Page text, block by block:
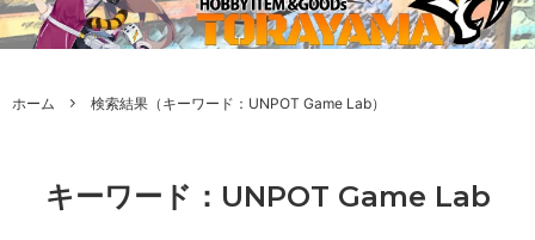
ホーム 検索結果（キーワード：UNPOT Game Lab）
キーワード：UNPOT Game Lab